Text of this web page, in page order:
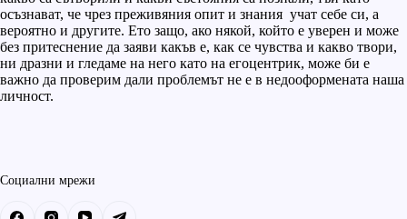
осъзнават, че чрез преживяния опит и знания учат себе си, а
вероятно и другите. Ето защо, ако някой, който е уверен и може
без притеснение да заяви какъв е, как се чувства и какво твори,
ни дразни и гледаме на него като на егоцентрик, може би е
важно да проверим дали проблемът не е в недооформената наша
личност.
Социални мрежи